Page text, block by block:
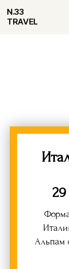
TRAVEL
N.33
Альпам